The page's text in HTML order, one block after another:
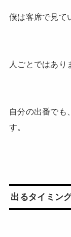
僕は客席で見て
人ごとではあり
自分の出番でも
す。
出るタイミン